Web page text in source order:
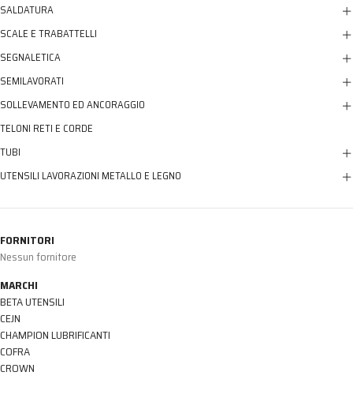
SALDATURA
SCALE E TRABATTELLI
SEGNALETICA
SEMILAVORATI
SOLLEVAMENTO ED ANCORAGGIO
TELONI RETI E CORDE
TUBI
UTENSILI LAVORAZIONI METALLO E LEGNO
FORNITORI
Nessun fornitore
MARCHI
BETA UTENSILI
CEJN
CHAMPION LUBRIFICANTI
COFRA
CROWN